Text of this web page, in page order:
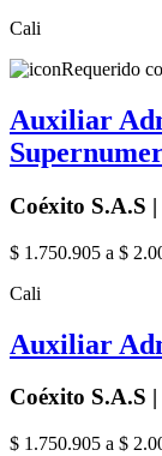
Cali
Requerido
Auxiliar
Coéxito S.A.S
$ 1.750.905 a $
Cali
Auxiliar
Coéxito S.A.S
$ 1.750.905 a $